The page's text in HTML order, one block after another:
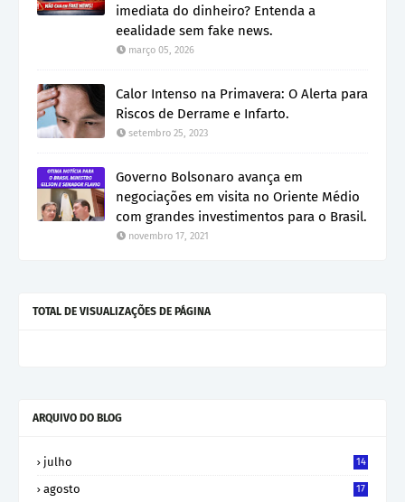
imediata do dinheiro? Entenda a
eealidade sem fake news.
março 05, 2026
Calor Intenso na Primavera: O Alerta para
Riscos de Derrame e Infarto.
setembro 25, 2023
Governo Bolsonaro avança em
negociações em visita no Oriente Médio
com grandes investimentos para o Brasil.
novembro 17, 2021
TOTAL DE VISUALIZAÇÕES DE PÁGINA
ARQUIVO DO BLOG
julho 14
agosto 17